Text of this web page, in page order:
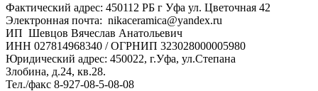
Фактический адрес: 450112 РБ г Уфа ул. Цветочная 42
Электронная почта: nikaceramica@yandex.ru
ИП Шевцов Вячеслав Анатольевич
ИНН 027814968340 / ОГРНИП 323028000005980
Юридический адрес: 450022, г.Уфа, ул.Степана
Злобина, д.24, кв.28.
Тел./факс 8-927-08-5-08-08